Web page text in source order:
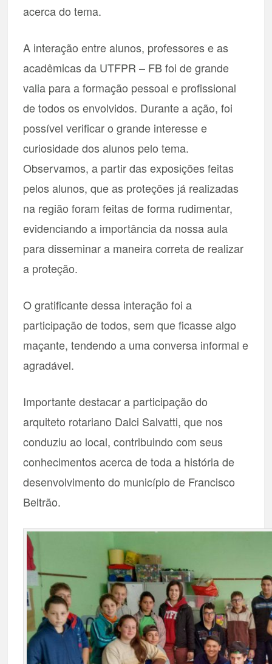
acerca do tema.
A interação entre alunos, professores e as
acadêmicas da UTFPR – FB foi de grande
valia para a formação pessoal e profissional
de todos os envolvidos. Durante a ação, foi
possível verificar o grande interesse e
curiosidade dos alunos pelo tema.
Observamos, a partir das exposições feitas
pelos alunos, que as proteções já realizadas
na região foram feitas de forma rudimentar,
evidenciando a importância da nossa aula
para disseminar a maneira correta de realizar
a proteção.
O gratificante dessa interação foi a
participação de todos, sem que ficasse algo
maçante, tendendo a uma conversa informal e
agradável.
Importante destacar a participação do
arquiteto rotariano Dalci Salvatti, que nos
conduziu ao local, contribuindo com seus
conhecimentos acerca de toda a história de
desenvolvimento do município de Francisco
Beltrão.